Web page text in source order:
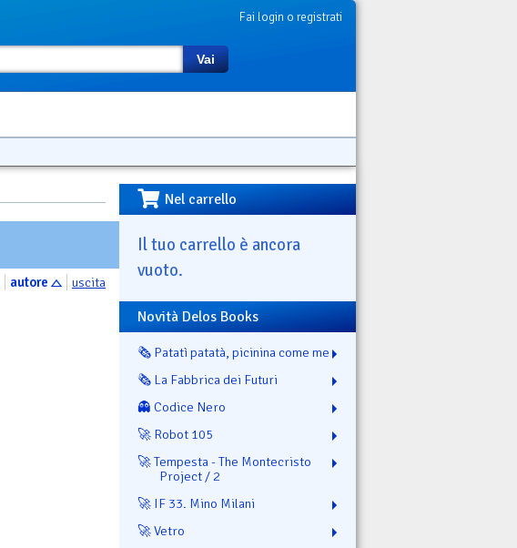
Fai login o registrati
Vai
autore uscita
Nel carrello
Il tuo carrello è ancora
vuoto.
Novità Delos Books
🗞️ Patatì patatà, picinina come me
🗞️ La Fabbrica dei Futuri
👻 Codice Nero
🚀 Robot 105
🚀 Tempesta - The Montecristo
Project / 2
🚀 IF 33. Mino Milani
🚀 Vetro